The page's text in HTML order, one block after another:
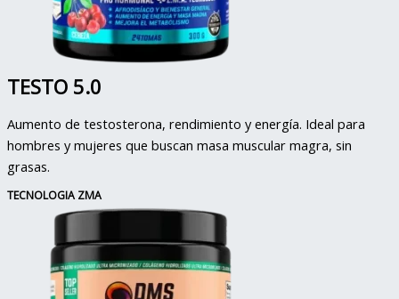
TESTO 5.0
Aumento de testosterona, rendimiento y energía. Ideal para
hombres y mujeres que buscan masa muscular magra, sin
grasas.
TECNOLOGIA ZMA